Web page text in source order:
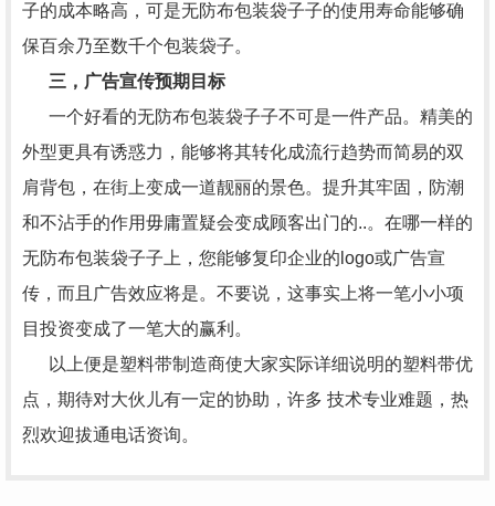
子的成本略高，可是无防布包装袋子子的使用寿命能够确
保百余乃至数千个包装袋子。
三，广告宣传预期目标
一个好看的无防布包装袋子子不可是一件产品。精美的
外型更具有诱惑力，能够将其转化成流行趋势而简易的双
肩背包，在街上变成一道靓丽的景色。提升其牢固，防潮
和不沾手的作用毋庸置疑会变成顾客出门的..。在哪一样的
无防布包装袋子子上，您能够复印企业的logo或广告宣
传，而且广告效应将是。不要说，这事实上将一笔小小项
目投资变成了一笔大的赢利。
以上便是塑料带制造商使大家实际详细说明的塑料带优
点，期待对大伙儿有一定的协助，许多 技术专业难题，热
烈欢迎拔通电话资询。